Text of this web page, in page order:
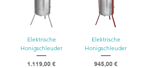
Elektrische
Honigschleuder
Preis
1.119,00 €
Elektrische
Honigschleuder
Preis
945,00 €